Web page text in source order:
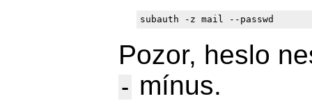
subauth -z mail --passwd
Pozor, heslo
- mínus.